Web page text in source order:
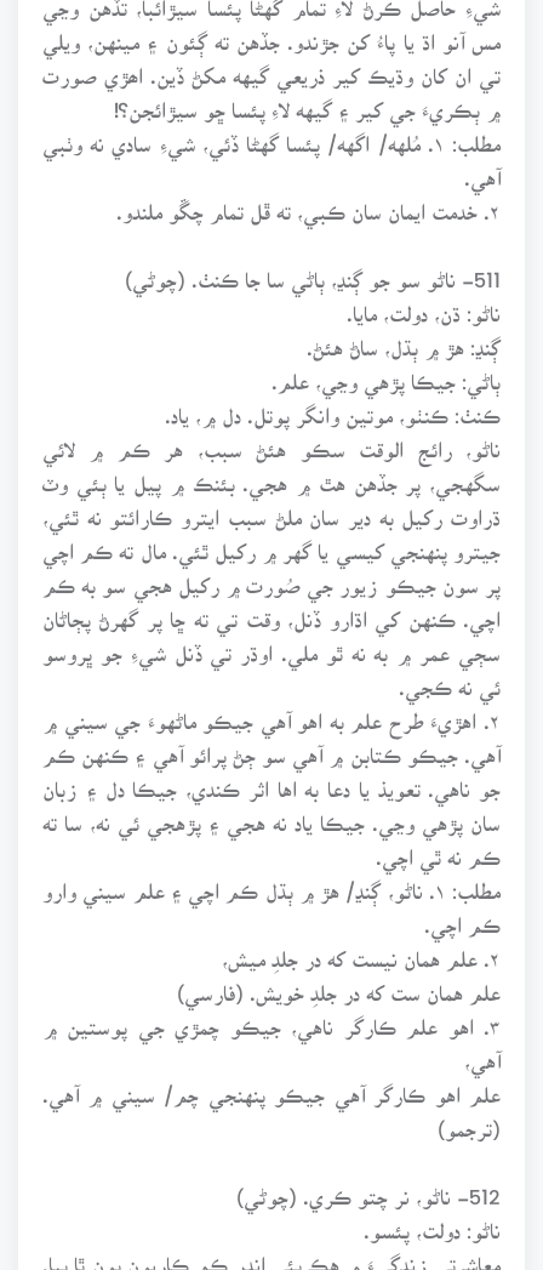
مس آنو اڌ يا پاءُ کن جڙندو. جڏهن ته ڳئون ۽ مينهن، ويلي
تي ان کان وڌيڪ کير ذريعي گيهه مکڻ ڏين. اھڙي صورت
۾ ٻڪريءَ جي کير ۽ گيهه لاءِ پئسا ڇو سيڙائجن؟!
مطلب: ۱. مُلهه/ اگهه/ پئسا گهڻا ڏئي، شيءِ سادي نه وٺبي
آهي.
511- ناڻو سو جو ڳنڍ، ٻاڻي سا جا ڪنٺ. (چوڻي)
ناڻو: ڌن، دولت، مايا.
ڳنڍ: هڙ ۾ ٻڌل، ساڻ هئڻ.
ٻاڻي: جيڪا پڙهي وڃي، علم.
ڪنٺ: ڪنٺو، موتين وانگر پوتل. دل ۾، ياد.
ناڻو، رائج الوقت سڪو هئڻ سبب، هر ڪم ۾ لائي
سگهجي، پر جڏهن هٿ ۾ هجي. بئنڪ ۾ پيل يا ٻئي وٽ
ڌراوت رکيل به دير سان ملڻ سبب ايترو ڪارائتو نه ٿئي،
جيترو پنهنجي کيسي يا گهر ۾ رکيل ٿئي. مال ته ڪم اچي
پر سون جيڪو زيور جي صُورت ۾ رکيل هجي سو به ڪم
اچي. ڪنهن کي اڌارو ڏنل، وقت تي ته ڇا پر گهرڻ پڄاڻان
سڄي عمر ۾ به نه ٿو ملي. اوڌر تي ڏنل شيءِ جو ڀروسو
۲. اهڙيءَ طرح علم به اهو آهي جيڪو ماڻهوءَ جي سيني ۾
آهي. جيڪو ڪتابن ۾ آهي سو ڄڻ پرائو آهي ۽ ڪنهن ڪم
جو ناهي. تعويذ يا دعا به اها اثر ڪندي، جيڪا دل ۽ زبان
سان پڙهي وڃي. جيڪا ياد نه هجي ۽ پڙهجي ئي نه، سا ته
ڪم نه ٿي اچي.
مطلب: ۱. ناڻو، ڳنڍ/ هڙ ۾ ٻڌل ڪم اچي ۽ علم سيني وارو
ڪم اچي.
علم همان ست که در جلدِ خويش. (فارسي)
۳. اهو علم ڪارگر ناهي، جيڪو چمڙي جي پوستين ۾
آهي،
علم اهو ڪارگر آهي جيڪو پنهنجي چم/ سيني ۾ آهي.
(ترجمو)
512- ناڻو، نر چتو ڪري. (چوڻي)
ناڻو: دولت، پئسو.
معاشرتي زندگيءَ ۾ هڪ ٻئي اندر ڪم ڪاريون پون ٿا پيا.